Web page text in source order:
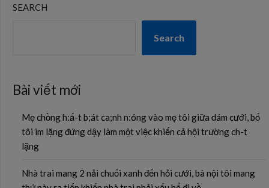
SEARCH
Search
Bài viết mới
Mẹ chồng h:ấ-t b;át ca;nh n:óng vào mẹ tôi giữa đám cưới, bố
tôi im lặng đứng dậy làm một việc khiến cả hội trường ch-t
lặng
Nhà trai mang 2 nải chuối xanh đến hỏi cưới, bà nội tôi mang